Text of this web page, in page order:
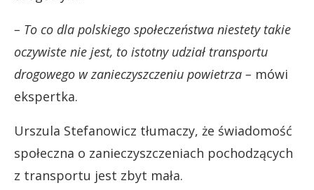
– To co dla polskiego społeczeństwa niestety takie
oczywiste nie jest, to istotny udział transportu
drogowego w zanieczyszczeniu powietrza – mówi
ekspertka.
Urszula Stefanowicz tłumaczy, że świadomość
społeczna o zanieczyszczeniach pochodzących
z transportu jest zbyt mała.